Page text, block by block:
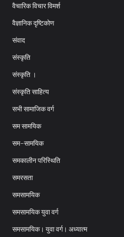
वैचारिक विचार विमर्श
वैज्ञानिक दृष्टिकोण
संवाद
संस्कृति
संस्कृति ।
संस्कृति साहित्य
सभी सामाजिक वर्ग
सम सामयिक
सम-सामयिक
समकालीन परिस्थिति
समरसता
समसामयिक
समसामयिक युवा वर्ग
समसामयिक। युवा वर्ग। अध्यात्म